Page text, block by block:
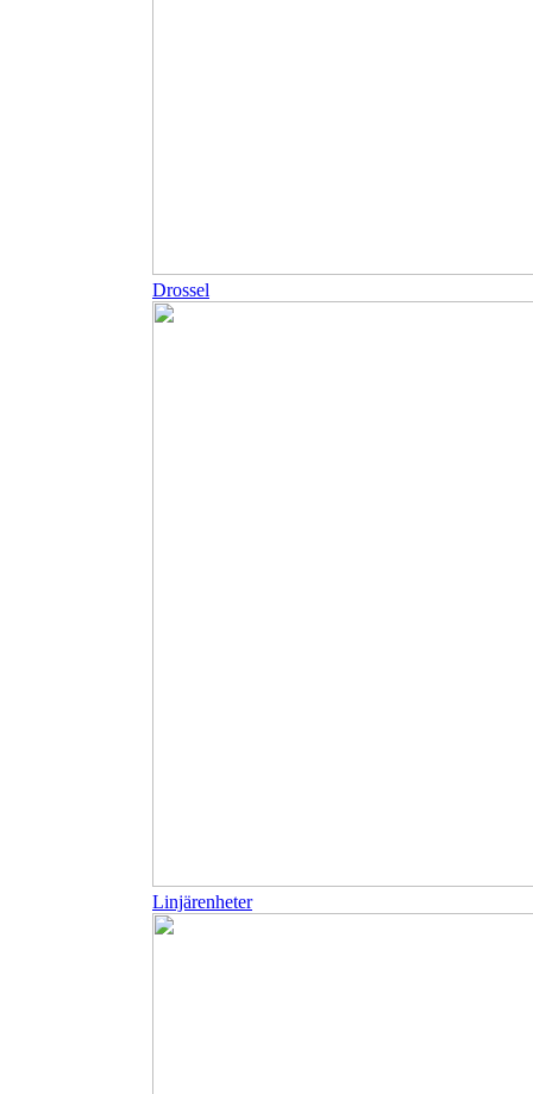
Drossel
Linjärenheter